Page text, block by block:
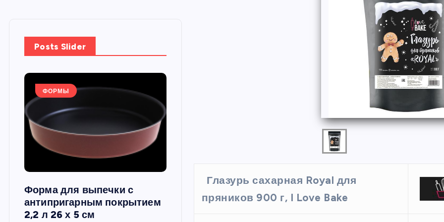
Posts Slider
ФОРМЫ
Форма для выпечки с
антипригарным покрытием
2,2 л 26 х 5 см
Силиконовая форма
круглая, 22 х 6 см
Силиконовая форма для
выпечки 9 ячеек,
Глазурь сахарная Royal для
пряников 900 г, I Love Bake